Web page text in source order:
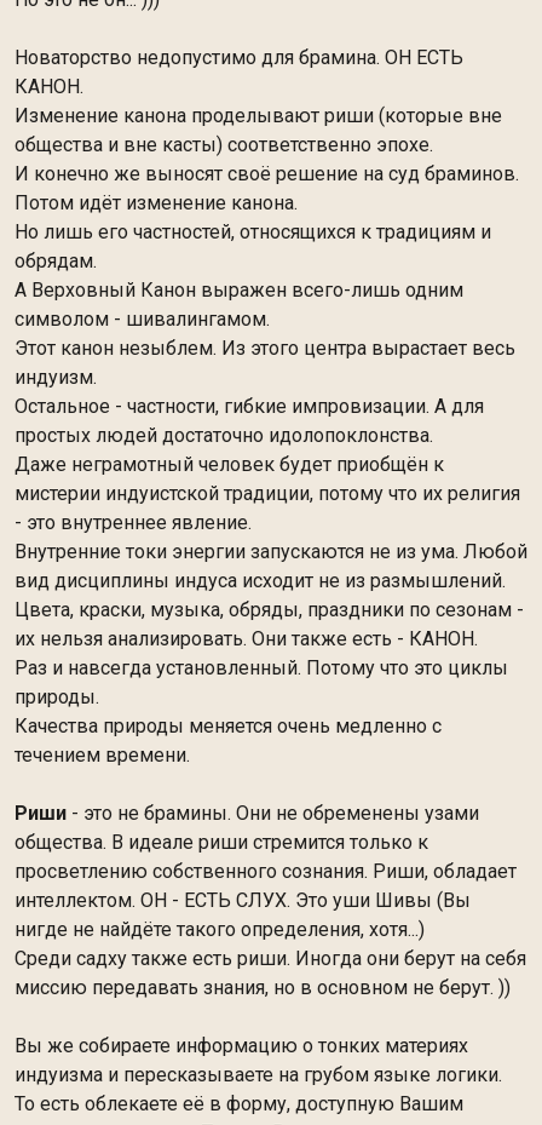
Новаторство недопустимо для брамина. ОН ЕСТЬ
КАНОН.
Изменение канона проделывают риши (которые вне
общества и вне касты) соответственно эпохе.
И конечно же выносят своё решение на суд браминов.
Потом идёт изменение канона.
Но лишь его частностей, относящихся к традициям и
обрядам.
А Верховный Канон выражен всего-лишь одним
символом - шивалингамом.
Этот канон незыблем. Из этого центра вырастает весь
индуизм.
Остальное - частности, гибкие импровизации. А для
простых людей достаточно идолопоклонства.
Даже неграмотный человек будет приобщён к
мистерии индуистской традиции, потому что их религия
- это внутреннее явление.
Внутренние токи энергии запускаются не из ума. Любой
вид дисциплины индуса исходит не из размышлений.
Цвета, краски, музыка, обряды, праздники по сезонам -
их нельзя анализировать. Они также есть - КАНОН.
Раз и навсегда установленный. Потому что это циклы
природы.
Качества природы меняется очень медленно с
течением времени.
Риши - это не брамины. Они не обременены узами
общества. В идеале риши стремится только к
просветлению собственного сознания. Риши, обладает
интеллектом. ОН - ЕСТЬ СЛУХ. Это уши Шивы (Вы
нигде не найдёте такого определения, хотя...)
Среди садху также есть риши. Иногда они берут на себя
миссию передавать знания, но в основном не берут. ))
Вы же собираете информацию о тонких материях
индуизма и пересказываете на грубом языке логики.
То есть облекаете её в форму, доступную Вашим